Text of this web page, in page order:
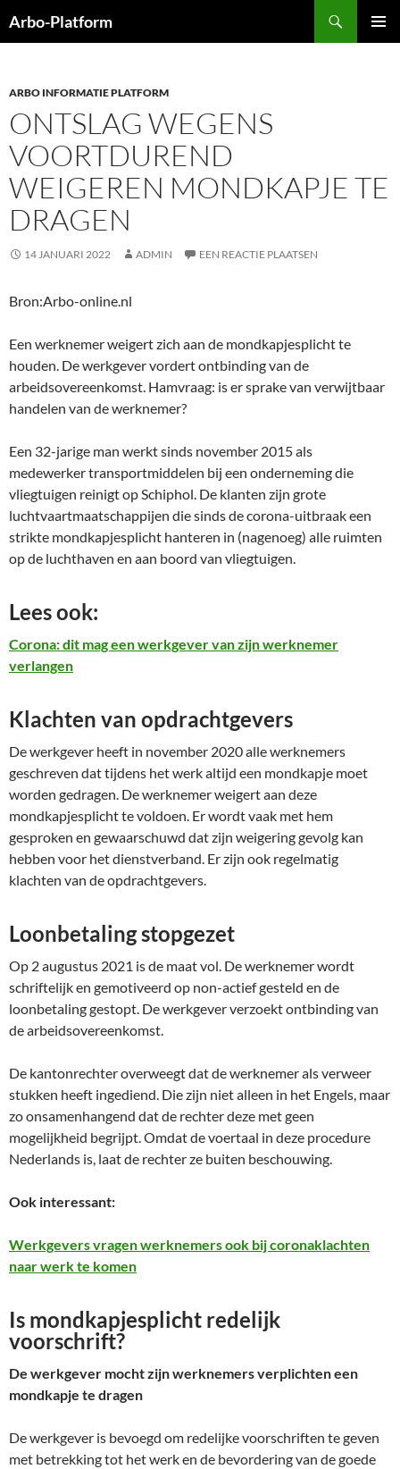
naar
Arbo-Platform
ARBO INFORMATIE PLATFORM
ONTSLAG WEGENS
VOORTDUREND
WEIGEREN MONDKAPJE TE
DRAGEN
14 JANUARI 2022 ADMIN EEN REACTIE PLAATSEN
Bron:Arbo-online.nl
Een werknemer weigert zich aan de mondkapjesplicht te
houden. De werkgever vordert ontbinding van de
arbeidsovereenkomst. Hamvraag: is er sprake van verwijtbaar
handelen van de werknemer?
Een 32-jarige man werkt sinds november 2015 als
medewerker transportmiddelen bij een onderneming die
vliegtuigen reinigt op Schiphol. De klanten zijn grote
luchtvaartmaatschappijen die sinds de corona-uitbraak een
strikte mondkapjesplicht hanteren in (nagenoeg) alle ruimten
op de luchthaven en aan boord van vliegtuigen.
Lees ook:
Corona: dit mag een werkgever van zijn werknemer
verlangen
Klachten van opdrachtgevers
De werkgever heeft in november 2020 alle werknemers
geschreven dat tijdens het werk altijd een mondkapje moet
worden gedragen. De werknemer weigert aan deze
mondkapjesplicht te voldoen. Er wordt vaak met hem
gesproken en gewaarschuwd dat zijn weigering gevolg kan
hebben voor het dienstverband. Er zijn ook regelmatig
klachten van de opdrachtgevers.
Loonbetaling stopgezet
Op 2 augustus 2021 is de maat vol. De werknemer wordt
schriftelijk en gemotiveerd op non-actief gesteld en de
loonbetaling gestopt. De werkgever verzoekt ontbinding van
de arbeidsovereenkomst.
De kantonrechter overweegt dat de werknemer als verweer
stukken heeft ingediend. Die zijn niet alleen in het Engels, maar
zo onsamenhangend dat de rechter deze met geen
mogelijkheid begrijpt. Omdat de voertaal in deze procedure
Nederlands is, laat de rechter ze buiten beschouwing.
Ook interessant:
Werkgevers vragen werknemers ook bij coronaklachten
naar werk te komen
Is mondkapjesplicht redelijk
voorschrift?
De werkgever mocht zijn werknemers verplichten een
mondkapje te dragen
De werkgever is bevoegd om redelijke voorschriften te geven
met betrekking tot het werk en de bevordering van de goede